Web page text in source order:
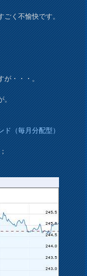
ごく不愉快です。
が・・・。
。
ド（毎月分配型）